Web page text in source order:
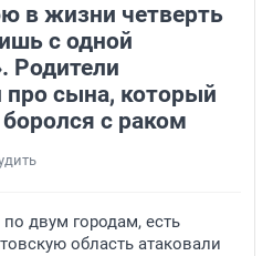
в жизни четверть
с одной
Родители
про сына, который
с раком
двум городам, есть
область атаковали